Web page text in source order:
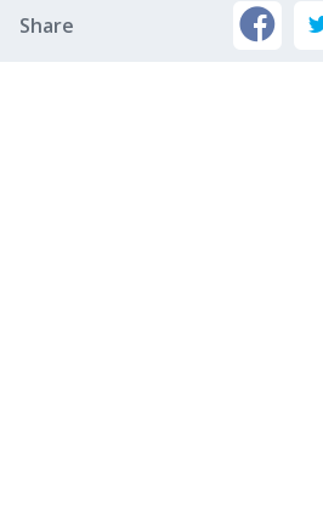
Share